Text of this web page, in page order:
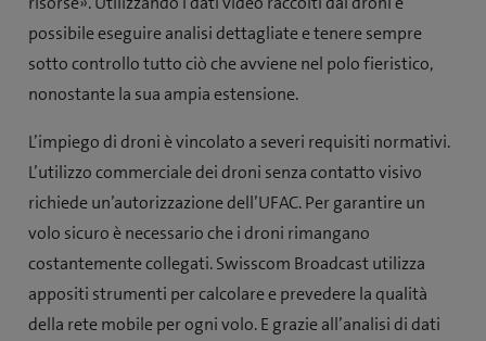
possibile eseguire analisi dettagliate e tenere sempre
sotto controllo tutto ciò che avviene nel polo fieristico,
nonostante la sua ampia estensione.
L’impiego di droni è vincolato a severi requisiti normativi.
L’utilizzo commerciale dei droni senza contatto visivo
richiede un’autorizzazione dell’UFAC. Per garantire un
volo sicuro è necessario che i droni rimangano
costantemente collegati. Swisscom Broadcast utilizza
appositi strumenti per calcolare e prevedere la qualità
della rete mobile per ogni volo. E grazie all’analisi di dati